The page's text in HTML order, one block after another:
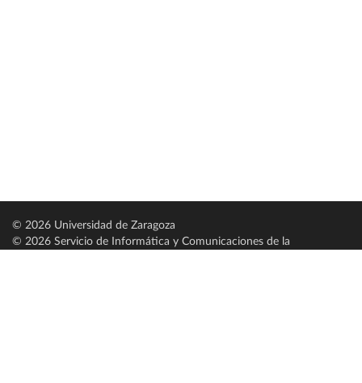
© 2026 Universidad de Zaragoza
© 2026 Servicio de Informática y Comunicaciones de la